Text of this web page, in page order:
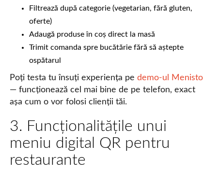
Filtrează după categorie (vegetarian, fără gluten,
oferte)
Adaugă produse în coș direct la masă
Trimit comanda spre bucătărie fără să aștepte
ospătarul
Poți testa tu însuți experiența pe demo-ul Menisto
— funcționează cel mai bine de pe telefon, exact
așa cum o vor folosi clienții tăi.
3. Funcționalitățile unui
meniu digital QR pentru
restaurante